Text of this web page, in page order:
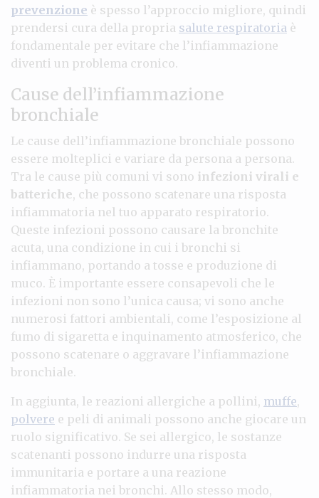
prevenzione è spesso l’approccio migliore, quindi
prendersi cura della propria salute respiratoria è
fondamentale per evitare che l’infiammazione
diventi un problema cronico.
Cause dell’infiammazione
bronchiale
Le cause dell’infiammazione bronchiale possono
essere molteplici e variare da persona a persona.
Tra le cause più comuni vi sono infezioni virali e
batteriche, che possono scatenare una risposta
infiammatoria nel tuo apparato respiratorio.
Queste infezioni possono causare la bronchite
acuta, una condizione in cui i bronchi si
infiammano, portando a tosse e produzione di
muco. È importante essere consapevoli che le
infezioni non sono l’unica causa; vi sono anche
numerosi fattori ambientali, come l’esposizione al
fumo di sigaretta e inquinamento atmosferico, che
possono scatenare o aggravare l’infiammazione
bronchiale.
In aggiunta, le reazioni allergiche a pollini, muffe,
polvere e peli di animali possono anche giocare un
ruolo significativo. Se sei allergico, le sostanze
scatenanti possono indurre una risposta
immunitaria e portare a una reazione
infiammatoria nei bronchi. Allo stesso modo,